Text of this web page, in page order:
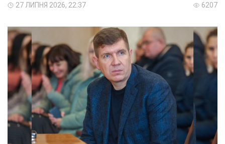
27 ЛИПНЯ 2026, 22:37 6207